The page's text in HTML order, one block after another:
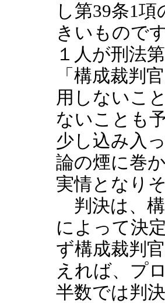
し第39条1
きいもので
１人が刑法
「構成裁判
用しないこ
ないことも
少し込み入
論の煙に巻
実情となり
判決は、構
によって決
ず構成裁判
えれば、プ
半数では判